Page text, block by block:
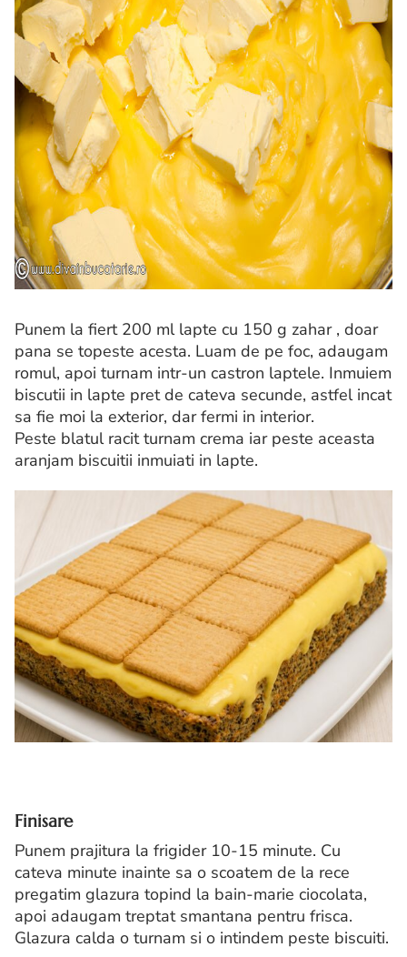
Punem la fiert 200 ml lapte cu 150 g zahar , doar
pana se topeste acesta. Luam de pe foc, adaugam
romul, apoi turnam intr-un castron laptele. Inmuiem
biscutii in lapte pret de cateva secunde, astfel incat
sa fie moi la exterior, dar fermi in interior.
Peste blatul racit turnam crema iar peste aceasta
aranjam biscuitii inmuiati in lapte.
Finisare
Punem prajitura la frigider 10-15 minute. Cu
cateva minute inainte sa o scoatem de la rece
pregatim glazura topind la bain-marie ciocolata,
apoi adaugam treptat smantana pentru frisca.
Glazura calda o turnam si o intindem peste biscuiti.